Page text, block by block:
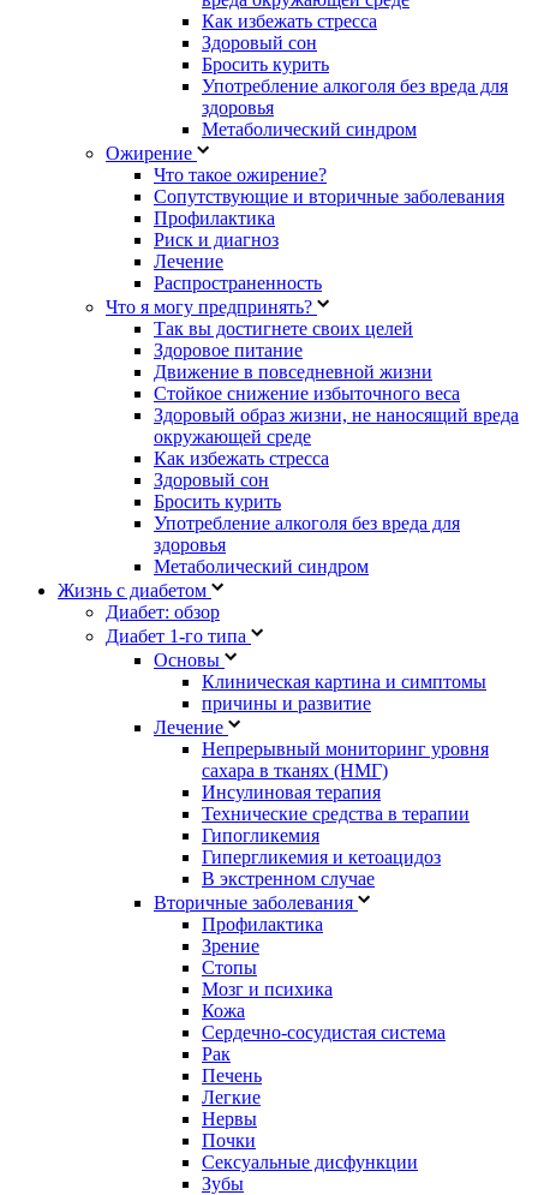
Как избежать стресса
Здоровый сон
Бросить курить
Употребление алкоголя без вреда для
здоровья
Метаболический синдром
Ожирение
Что такое ожирение?
Сопутствующие и вторичные заболевания
Профилактика
Риск и диагноз
Лечение
Распространенность
Что я могу предпринять?
Так вы достигнете своих целей
Здоровое питание
Движение в повседневной жизни
Стойкое снижение избыточного веса
Здоровый образ жизни, не наносящий вреда
окружающей среде
Как избежать стресса
Здоровый сон
Бросить курить
Употребление алкоголя без вреда для
здоровья
Метаболический синдром
Жизнь с диабетом
Диабет: обзор
Диабет 1-го типа
Основы
Клиническая картина и симптомы
причины и развитие
Лечение
Непрерывный мониторинг уровня
сахара в тканях (НМГ)
Инсулиновая терапия
Технические средства в терапии
Гипогликемия
Гипергликемия и кетоацидоз
В экстренном случае
Вторичные заболевания
Профилактика
Зрение
Стопы
Мозг и психика
Кожа
Сердечно-сосудистая система
Рак
Печень
Легкие
Нервы
Почки
Сексуальные дисфункции
Зубы